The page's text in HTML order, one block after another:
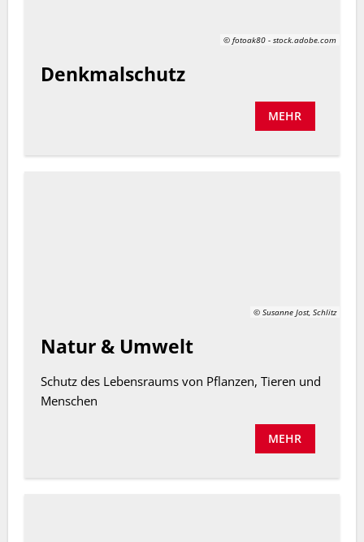
© fotoak80 - stock.adobe.com
Denkmalschutz
MEHR
© Susanne Jost, Schlitz
Natur & Umwelt
Schutz des Lebensraums von Pflanzen, Tieren und
Menschen
MEHR